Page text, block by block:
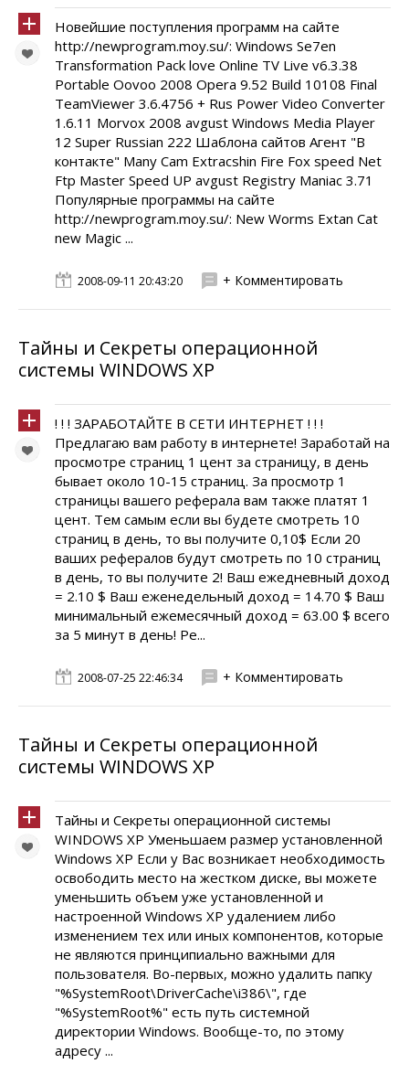
Новейшие поступления программ на сайте
http://newprogram.moy.su/: Windows Se7en
Transformation Pack love Online TV Live v6.3.38
Portable Oovoo 2008 Opera 9.52 Build 10108 Final
TeamViewer 3.6.4756 + Rus Power Video Converter
1.6.11 Morvox 2008 avgust Windows Media Player
12 Super Russian 222 Шаблона сайтов Агент "В
контакте" Many Cam Extracshin Fire Fox speed Net
Ftp Master Speed UP avgust Registry Maniac 3.71
Популярные программы на сайте
http://newprogram.moy.su/: New Worms Extan Cat
new Magic ...
2008-09-11 20:43:20 + Комментировать
Тайны и Секреты операционной
системы WINDOWS XP
! ! ! ЗАРАБОТАЙТЕ В СЕТИ ИНТЕРНЕТ ! ! !
Предлагаю вам работу в интернете! Заработай на
просмотре страниц 1 цент за страницу, в день
бывает около 10-15 страниц. За просмотр 1
страницы вашего реферала вам также платят 1
цент. Тем самым если вы будете смотреть 10
страниц в день, то вы получите 0,10$ Если 20
ваших рефералов будут смотреть по 10 страниц
в день, то вы получите 2! Ваш ежедневный доход
= 2.10 $ Ваш еженедельный доход = 14.70 $ Ваш
минимальный ежемесячный доход = 63.00 $ всего
за 5 минут в день! Ре...
2008-07-25 22:46:34 + Комментировать
Тайны и Секреты операционной
системы WINDOWS XP
Тайны и Секреты операционной системы
WINDOWS XP Уменьшаем размер установленной
Windows XP Если у Вас возникает необходимость
освободить место на жестком диске, вы можете
уменьшить объем уже установленной и
настроенной Windows XP удалением либо
изменением тех или иных компонентов, которые
не являются принципиально важными для
пользователя. Во-первых, можно удалить папку
"%SystemRoot\DriverCache\i386\", где
"%SystemRoot%" есть путь системной
директории Windows. Вообще-то, по этому
адресу ...